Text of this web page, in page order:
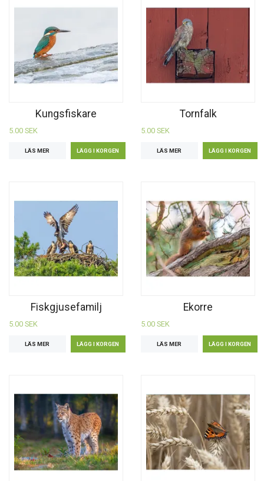
Kungsfiskare
5.00 SEK
LÄS MER
Tornfalk
5.00 SEK
LÄS MER
Fiskgjusefamilj
5.00 SEK
LÄS MER
Ekorre
5.00 SEK
LÄS MER